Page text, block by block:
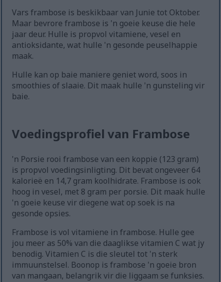
Vars frambose is beskikbaar van Junie tot Oktober.
Maar bevrore frambose is 'n goeie keuse die hele
jaar deur. Hulle is propvol vitamiene, vesel en
antioksidante, wat hulle 'n gesonde peuselhappie
maak.
Hulle kan op baie maniere geniet word, soos in
smoothies of slaaie. Dit maak hulle 'n gunsteling vir
baie.
Voedingsprofiel van Frambose
'n Porsie rooi frambose van een koppie (123 gram)
is propvol voedingsinligting. Dit bevat ongeveer 64
kalorieë en 14,7 gram koolhidrate. Frambose is ook
hoog in vesel, met 8 gram per porsie. Dit maak hulle
'n goeie keuse vir diegene wat op soek is na
gesonde opsies.
Frambose is vol vitamiene in frambose. Hulle gee
jou meer as 50% van die daaglikse vitamien C wat jy
benodig. Vitamien C is die sleutel tot 'n sterk
immuunstelsel. Boonop is frambose 'n goeie bron
van mangaan, belangrik vir die liggaam se funksies.